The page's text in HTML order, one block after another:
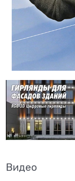
Видео